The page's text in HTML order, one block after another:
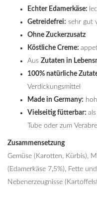
Echter Edamerkäse:
Getreidefrei: sehr gut
Ohne Zuckerzusatz
Köstliche Creme:
Aus Zutaten in
100% natürliche
Verdickungsmittel
Made in Germany:
Vielseitig fütterbar:
Tube oder zum
Zusammensetzung
Gemüse (Karotten, Kürbis),
(Edamerkäse 7,5%), Fette
Nebenerzeugnisse